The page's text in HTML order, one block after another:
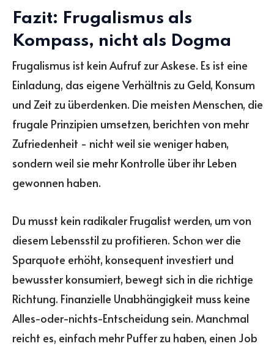
Fazit: Frugalismus als
Kompass, nicht als Dogma
Frugalismus ist kein Aufruf zur Askese. Es ist eine
Einladung, das eigene Verhältnis zu Geld, Konsum
und Zeit zu überdenken. Die meisten Menschen, die
frugale Prinzipien umsetzen, berichten von mehr
Zufriedenheit - nicht weil sie weniger haben,
sondern weil sie mehr Kontrolle über ihr Leben
gewonnen haben.
Du musst kein radikaler Frugalist werden, um von
diesem Lebensstil zu profitieren. Schon wer die
Sparquote erhöht, konsequent investiert und
bewusster konsumiert, bewegt sich in die richtige
Richtung. Finanzielle Unabhängigkeit muss keine
Alles-oder-nichts-Entscheidung sein. Manchmal
reicht es, einfach mehr Puffer zu haben, einen Job